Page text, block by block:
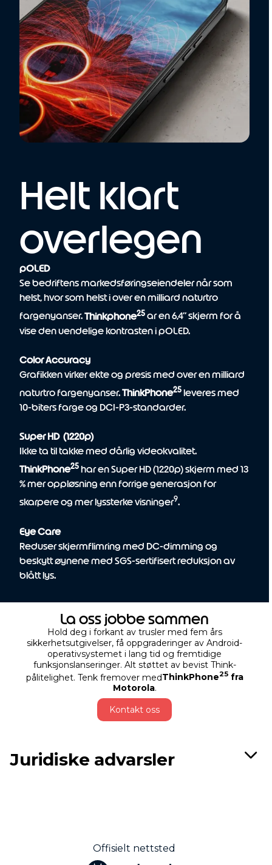
Helt klart
overlegen
pOLED
Se bedriftens markedsføringseiendeler når som
helst, hvor som helst i over en milliard naturtro
fargenyanser.Thinkphone25ar en 6,4” skjerm for å
vise den uendelige kontrasten i pOLED.
Color Accuracy
Grafikken virker ekte og presis med over en milliard
naturtro fargenyanser.ThinkPhone25leveres med
10-biters farge og DCI-P3-standarder.
Super HD (1220p)
Ikke ta til takke med dårlig videokvalitet.
ThinkPhone25har en Super HD (1220p) skjerm med 13
% mer oppløsning enn forrige generasjon for
skarpere og mer lyssterke visninger9.
Eye Care
Reduser skjermflimring med DC-dimming og
beskytt øynene med SGS-sertifisert reduksjon av
blått lys.
La oss jobbe sammen
Hold deg i forkant av trusler med fem års
sikkerhetsutgivelser, få oppgraderinger av Android-
operativsystemet i lang tid og fremtidige
funksjonslanseringer. Alt støttet av bevist Think-
pålitelighet. Tenk fremover medThinkPhone25fra
Motorola.
Kontakt oss
Juridiske advarsler
Offisielt nettsted